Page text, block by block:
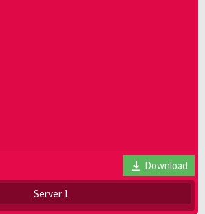
Download
Server 1